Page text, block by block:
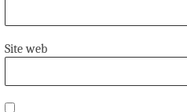
Site web